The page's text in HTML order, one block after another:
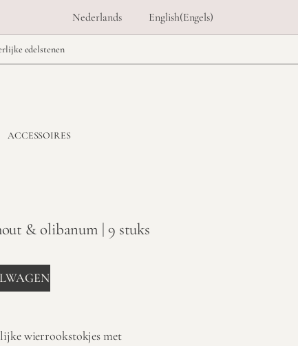
Nederlands English(Engels)
edelstenen
ACCESSOIRES
& olibanum | 9 stuks
wierrookstokjes met